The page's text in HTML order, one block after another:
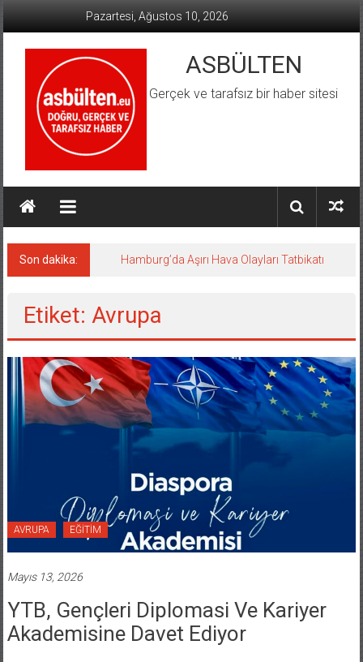
Pazartesi, Ağustos 10, 2026
ASBÜLTEN
Gerçek ve tarafsız bir haber sitesi
Son dakika: Hamburg’da Aşırı Hava Olayları Tatbikatı
Etiket: Avrupa
AVRUPA EĞİTİM
Mayıs 13, 2026
YTB, Gençleri Diplomasi Ve Kariyer
Akademisine Davet Ediyor